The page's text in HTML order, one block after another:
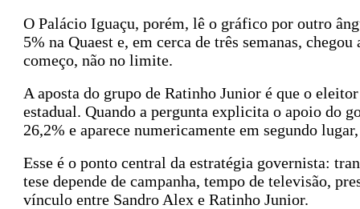
O Palácio Iguaçu, porém, lê o gráfico por outro
5% na Quaest e, em cerca de três semanas,
começo, não no limite.
A aposta do grupo de Ratinho Junior é que o
estadual. Quando a pergunta explicita o apoio do
26,2% e aparece numericamente em segundo
Esse é o ponto central da estratégia governista:
tese depende de campanha, tempo de televisão,
vínculo entre Sandro Alex e Ratinho Junior.